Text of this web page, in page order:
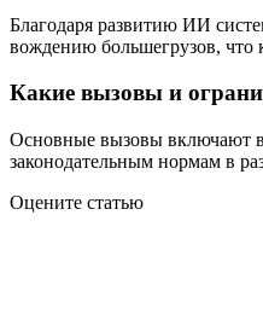
Благодаря развитию ИИ
вождению большегрузов, что
Какие вызовы и
Основные вызовы включают
законодательным нормам в
Оцените статью